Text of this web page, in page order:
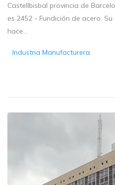
Castellbisbal provincia de
es 2452 - Fundición de acero.
hace...
Industria Manufacturera